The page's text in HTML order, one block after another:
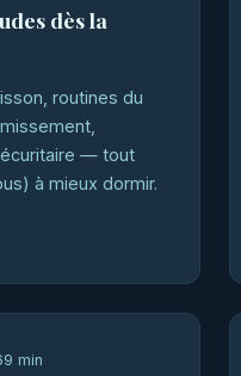
dès la
routines du
— tout
à mieux dormir.
9 min